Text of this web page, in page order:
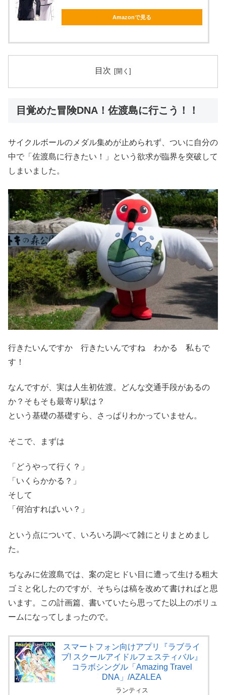
Amazonで見る
目次
目覚めた冒険DNA！佐渡島に行こう！！
サイクルボールのメダル集めが止められず、ついに自分の
中で「佐渡島に行きたい！」という欲求が臨界を突破して
しまいました。
行きたいんですか 行きたいんですね わかる 私もで
す！
なんですが、実は人生初佐渡。どんな交通手段があるの
か？そもそも最寄り駅は？
という基礎の基礎すら、さっぱりわかっていません。
そこで、まずは
「どうやって行く？」
「いくらかかる？」
そして
「何泊すればいい？」
という点について、いろいろ調べて雑にとりまとめまし
た。
ちなみに佐渡島では、案の定ヒドい目に遭って生ける粗大
ゴミと化したのですが、そちらは稿を改めて書ければと思
います。この計画篇、書いていたら思ってた以上のボリュ
ームになってしまったので。
スマートフォン向けアプリ『ラブライ
ブ! スクールアイドルフェスティバル』
コラボシングル「Amazing Travel
DNA」/AZALEA
ランティス